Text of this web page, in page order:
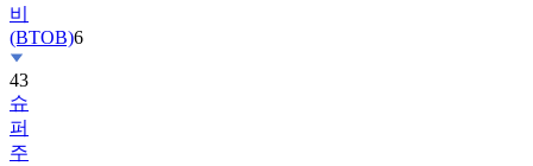
비
(BTOB)6
43
슈
퍼
주